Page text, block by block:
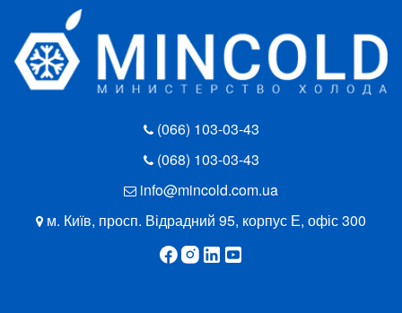
(066) 103-03-43
(068) 103-03-43
info@mincold.com.ua
м. Київ, просп. Відрадний 95, корпус Е, офіс 300